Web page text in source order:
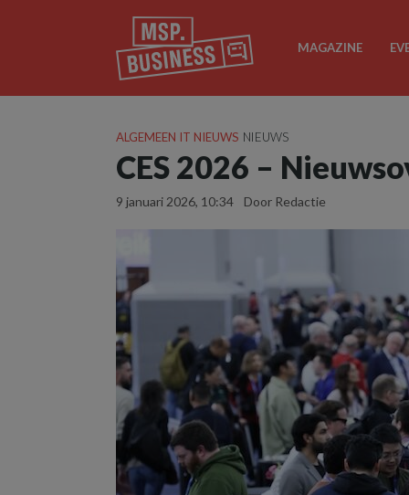
MAGAZINE
ALGEMEEN IT NIEUWS NIEUWS
CES 2026 –
9 januari 2026, 10:34 Door Redactie